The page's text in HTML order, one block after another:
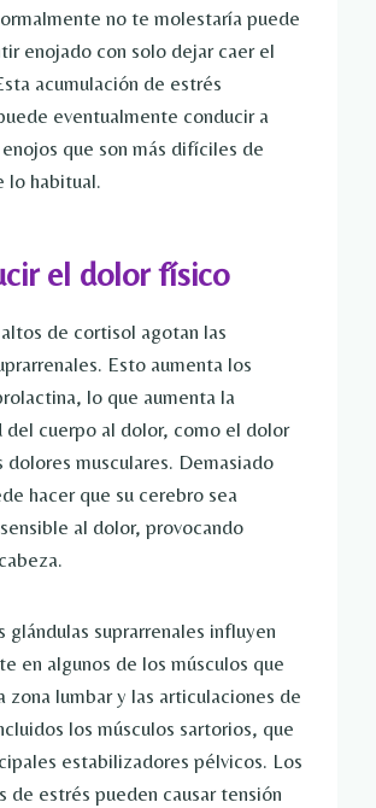
no te molestaría puede
enojado con solo dejar caer el
acumulación de estrés
eventualmente conducir a
que son más difíciles de
lo habitual.
el dolor físico
de cortisol agotan las
Esto aumenta los
lo que aumenta la
del cuerpo al dolor, como el dolor
dolores musculares. Demasiado
hacer que su cerebro sea
al dolor, provocando
glándulas suprarrenales influyen
en algunos de los músculos que
zona lumbar y las articulaciones de
los músculos sartorios, que
estabilizadores pélvicos. Los
de estrés pueden causar tensión